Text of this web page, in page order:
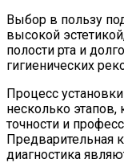
Выбор в пользу
высокой
полости рта и
гигиенических
Процесс установки
несколько
точности и
Предварительная
диагностика